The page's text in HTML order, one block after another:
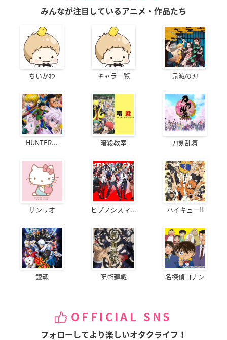
みんなが注目しているアニメ・作品たち
ちいかわ キャラ一覧 鬼滅の刃
HUNTER... 暗殺教室 刀剣乱舞
サンリオ ヒプノシスマ... ハイキュー!!
銀魂 呪術廻戦 名探偵コナン
OFFICIAL SNS
フォローしてより楽しいオタクライフ！